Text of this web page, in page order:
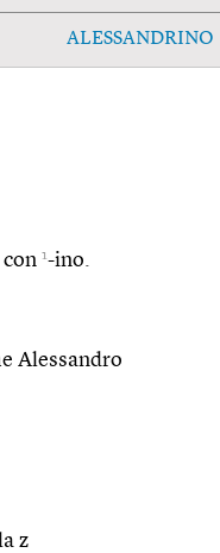
ALESSANDRINO
1-ino.
Alessandro
z